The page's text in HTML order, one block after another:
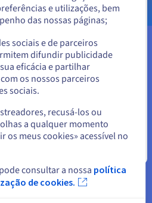
pelo menos 6 euros por utilizador
cobra 15 euros por utilizador.
as subscrições SaaS
por mês, indefinidamente. Um VPS
mensal fixa serve utilizadores
fração do preço SaaS
Aplicação Cloud
mais de 400 aplicações. O
colaborativa em tempo real
no browser através de
ou
e utilizações, bem
das nossas páginas;
sociais e de parceiros
difundir publicidade
eficácia e partilhar
os nossos parceiros
sociais.
recusá-los ou
a qualquer momento
os meus cookies» acessível no
consultar a nossa política
de cookies.